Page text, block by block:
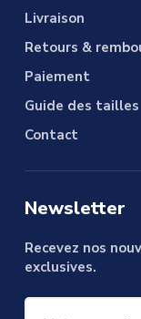
Livraison
Retours &
Paiement
Guide des tailles
Contact
Newsletter
Recevez nos
exclusives.